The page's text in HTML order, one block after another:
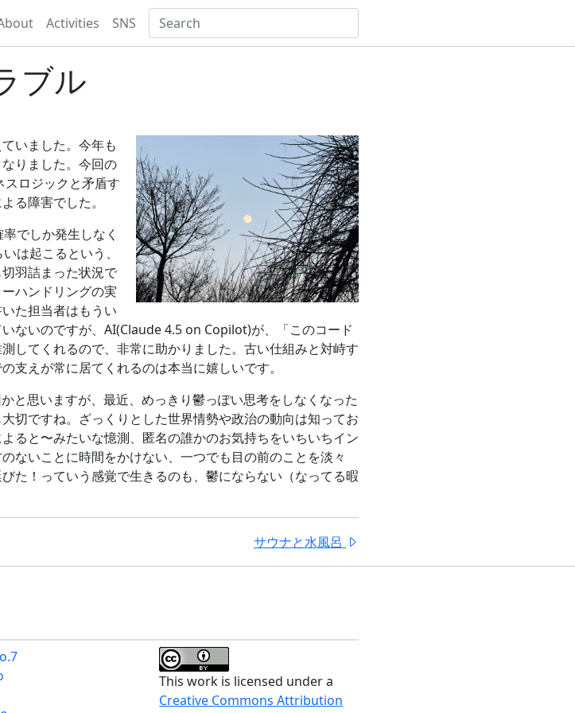
Activities SNS
ブル
いました。今年も
りました。今回の
ロジックと矛盾す
る障害でした。
でしか発生しなく
は起こるという、
羽詰まった状況で
ハンドリングの実
た担当者はもうい
ないのですが、AI(Claude 4.5 on Copilot)が、「このコード
してくれるので、非常に助かりました。古い仕組みと対峙す
支えが常に居てくれるのは本当に嬉しいです。
と思いますが、最近、めっきり鬱っぽい思考をしなくなった
切ですね。ざっくりとした世界情勢や政治の動向は知ってお
ると〜みたいな憶測、匿名の誰かのお気持ちをいちいちイン
ないことに時間をかけない、一つでも目の前のことを淡々
た！っていう感覚で生きるのも、鬱にならない（なってる暇
サウナと水風呂
This work is licensed under a
Creative Commons Attribution